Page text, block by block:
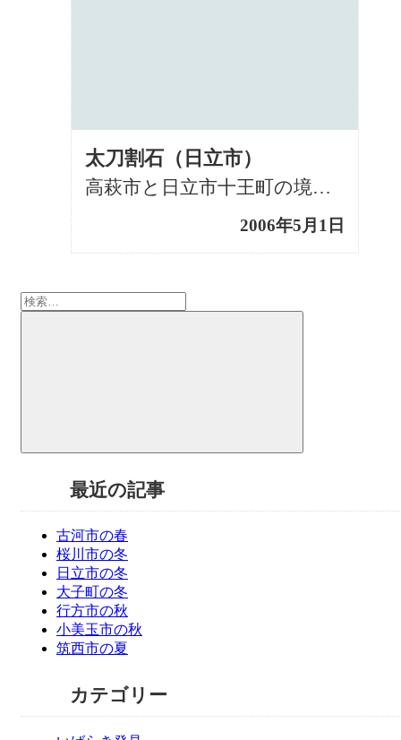
太刀割石（日立市）
2006年5月1日
検
索:
最近の記事
古河市の春
桜川市の冬
日立市の冬
大子町の冬
行方市の秋
小美玉市の秋
筑西市の夏
カテゴリー